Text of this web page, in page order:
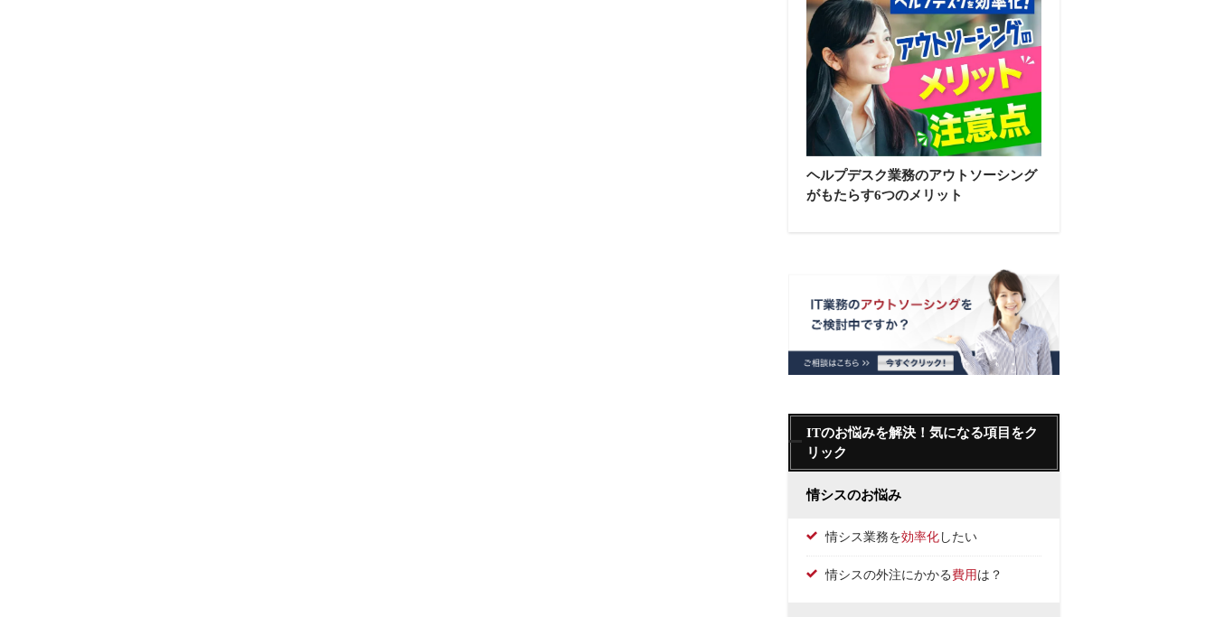
ヘルプデスク業務のアウトソーシング
がもたらす6つのメリット
ITのお悩みを解決！気になる項目をク
リック
情シスのお悩み
情シス業務を効率化 したい
情シスの外注にかかる 費用 は？